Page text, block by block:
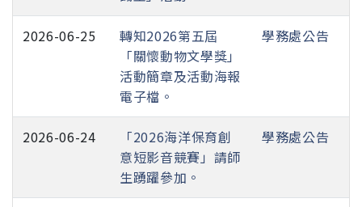
2026-06-25
轉知2026第五屆
「關懷動物文學獎」
活動簡章及活動海報
電子檔。
學務處公告
2026-06-24
「2026海洋保育創
意短影音競賽」請師
生踴躍參加。
學務處公告